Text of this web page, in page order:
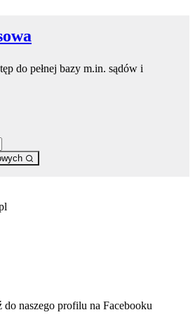
do pełnej bazy m.in. sądów i
się w nowej karcie
do naszego profilu na Facebooku